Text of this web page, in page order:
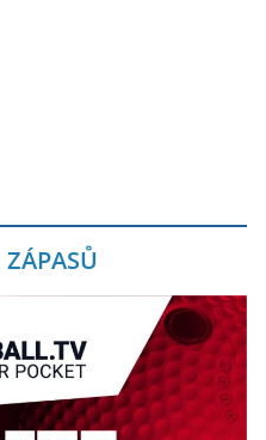
ZÁPASŮ